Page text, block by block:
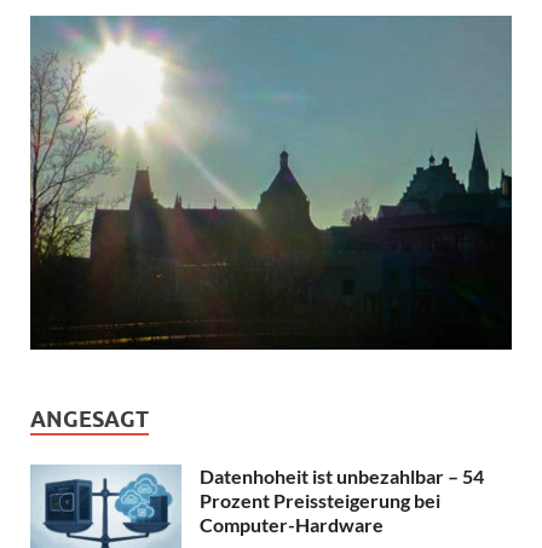
ANGESAGT
Datenhoheit ist unbezahlbar – 54
Prozent Preissteigerung bei
Computer-Hardware